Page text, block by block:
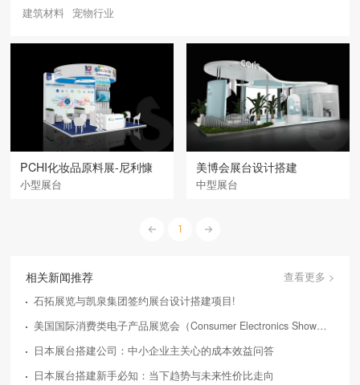
建筑材料
宠物行业
PCHI化妆品原料展-尼利慷
小型展台
美博会展台设计搭建
中型展台
1
相关新闻推荐
查看更多 >
石拓展览与凯泉集团签约展台设计搭建项目!
美国国际消费类电子产品展览会（Consumer Electronics Show，简称CES）
日本展台搭建公司：中小企业主关心的成本效益问答
日本展台搭建新手必知：当下趋势与未来性价比走向